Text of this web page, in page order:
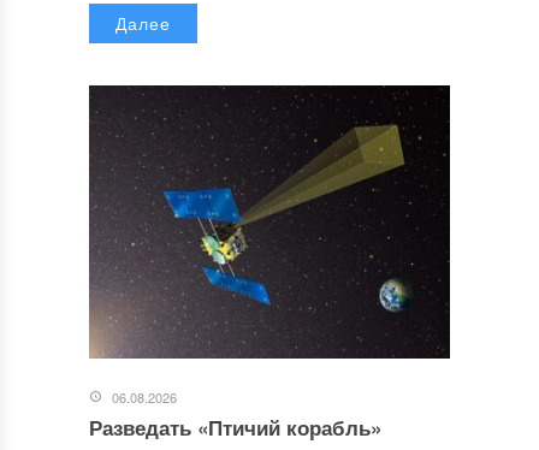
Далее
06.08.2026
Разведать «Птичий корабль»